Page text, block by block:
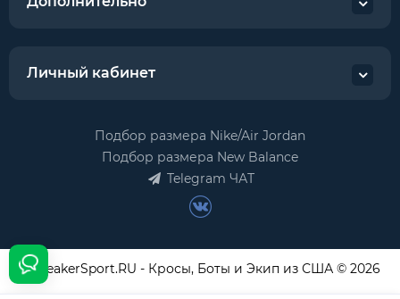
Личный кабинет
Подбор размера Nike/Air Jordan
Подбор размера New Balance
Telegram ЧАТ
USneakerSport.RU - Кросы, Боты и Экип из США © 2026